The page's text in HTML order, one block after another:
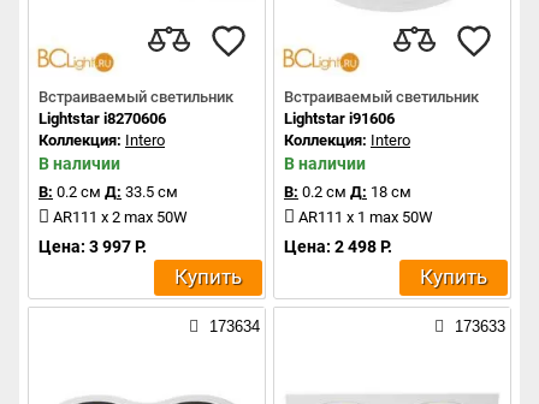
Встраиваемый светильник
Lightstar i8270606
Коллекция: Intero
В наличии
В: 0.2 см Д: 33.5 см
AR111 x 2 max 50W
Цена: 3 997 Р.
Купить
Встраиваемый светильник
Lightstar i91606
Коллекция: Intero
В наличии
В: 0.2 см Д: 18 см
AR111 x 1 max 50W
Цена: 2 498 Р.
Купить
173634 173633